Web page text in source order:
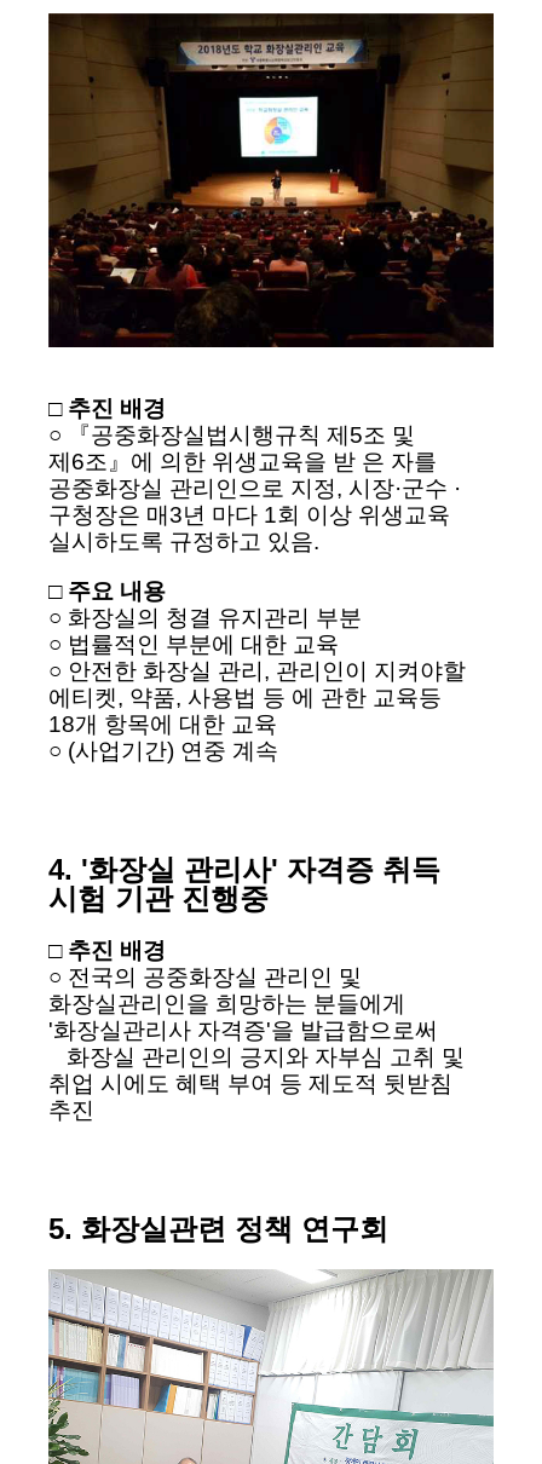
□ 추진 배경
○ 『공중화장실법시행규칙 제5조 및
제6조』에 의한 위생교육을 받 은 자를
공중화장실 관리인으로 지정, 시장·군수 ·
구청장은 매3년 마다 1회 이상 위생교육
실시하도록 규정하고 있음.
□ 주요 내용
○ 화장실의 청결 유지관리 부분
○ 법률적인 부분에 대한 교육
○ 안전한 화장실 관리, 관리인이 지켜야할
에티켓, 약품, 사용법 등 에 관한 교육등
18개 항목에 대한 교육
○ (사업기간) 연중 계속
4. '화장실 관리사' 자격증 취득
시험 기관 진행중
□ 추진 배경
○ 전국의 공중화장실 관리인 및
화장실관리인을 희망하는 분들에게
'화장실관리사 자격증'을 발급함으로써
화장실 관리인의 긍지와 자부심 고취 및
취업 시에도 혜택 부여 등 제도적 뒷받침
추진
5. 화장실관련 정책 연구회